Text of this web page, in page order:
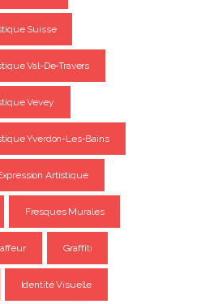
Suisse
Val-De-Travers
Vevey
Yverdon-Les-Bains
Artistique
Fresques Murales
Graffiti
Identité Visuelle